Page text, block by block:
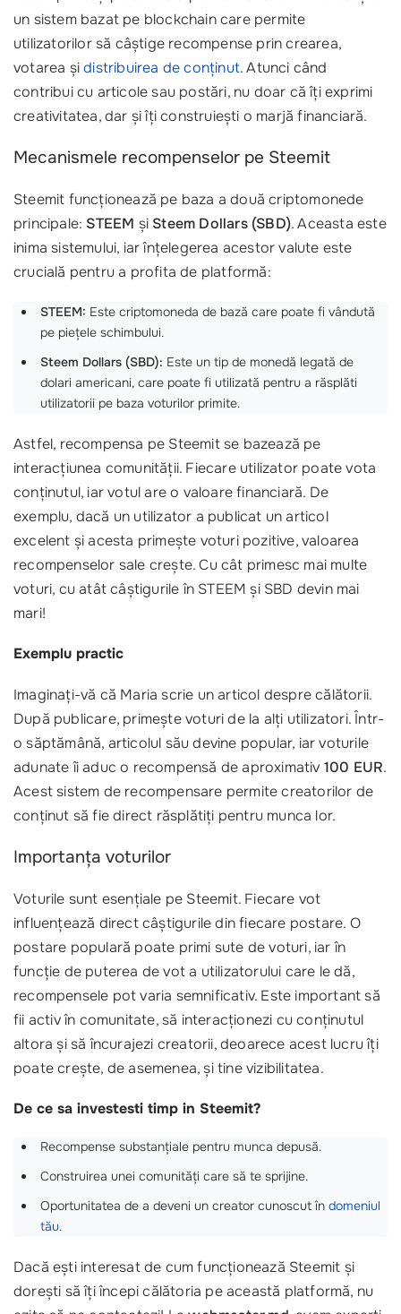
un sistem bazat pe blockchain care permite
utilizatorilor să câștige recompense prin crearea,
votarea șidistribuirea de conținut. Atunci când
contribui cu articole sau postări, nu doar că îți exprimi
creativitatea, dar și îți construiești o marjă financiară.
Mecanismele recompenselor pe Steemit
Steemit funcționează pe baza a două criptomonede
principale: STEEM și Steem Dollars (SBD). Aceasta este
inima sistemului, iar înțelegerea acestor valute este
crucială pentru a profita de platformă:
STEEM: Este criptomoneda de bază care poate fi vândută
pe piețele schimbului.
Steem Dollars (SBD): Este un tip de monedă legată de
dolari americani, care poate fi utilizată pentru a răsplăti
utilizatorii pe baza voturilor primite.
Astfel, recompensa pe Steemit se bazează pe
interacțiunea comunității. Fiecare utilizator poate vota
conținutul, iar votul are o valoare financiară. De
exemplu, dacă un utilizator a publicat un articol
excelent și acesta primește voturi pozitive, valoarea
recompenselor sale crește. Cu cât primesc mai multe
voturi, cu atât câștigurile în STEEM și SBD devin mai
mari!
Exemplu practic
Imaginați-vă că Maria scrie un articol despre călătorii.
După publicare, primește voturi de la alți utilizatori. Într-
o săptămână, articolul său devine popular, iar voturile
adunate îi aduc o recompensă de aproximativ 100 EUR.
Acest sistem de recompensare permite creatorilor de
conținut să fie direct răsplătiți pentru munca lor.
Importanța voturilor
Voturile sunt esențiale pe Steemit. Fiecare vot
influențează direct câștigurile din fiecare postare. O
postare populară poate primi sute de voturi, iar în
funcție de puterea de vot a utilizatorului care le dă,
recompensele pot varia semnificativ. Este important să
fii activ în comunitate, să interacționezi cu conținutul
altora și să încurajezi creatorii, deoarece acest lucru îți
poate crește, de asemenea, și tine vizibilitatea.
De ce sa investesti timp in Steemit?
Recompense substanțiale pentru munca depusă.
Construirea unei comunități care să te sprijine.
Oportunitatea de a deveni un creator cunoscut în domeniul
tău.
Dacă ești interesat de cum funcționează Steemit și
dorești să îți începi călătoria pe această platformă, nu